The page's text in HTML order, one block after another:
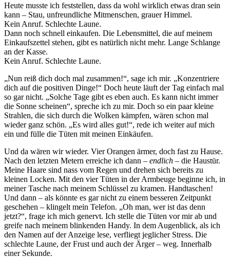
Heute musste ich feststellen, dass da wohl wirklich etwas dran sein
kann – Stau, unfreundliche Mitmenschen, grauer Himmel.
Kein Anruf. Schlechte Laune.
Dann noch schnell einkaufen. Die Lebensmittel, die auf meinem
Einkaufszettel stehen, gibt es natürlich nicht mehr. Lange Schlange
an der Kasse.
Kein Anruf. Schlechte Laune.
„Nun reiß dich doch mal zusammen!“, sage ich mir. „Konzentriere
dich auf die positiven Dinge!“ Doch heute läuft der Tag einfach mal
so gar nicht. „Solche Tage gibt es eben auch. Es kann nicht immer
die Sonne scheinen“, spreche ich zu mir. Doch so ein paar kleine
Strahlen, die sich durch die Wolken kämpfen, wären schon mal
wieder ganz schön. „Es wird alles gut!“, rede ich weiter auf mich
ein und fülle die Tüten mit meinen Einkäufen.
Und da wären wir wieder. Vier Orangen ärmer, doch fast zu Hause.
Nach den letzten Metern erreiche ich dann – endlich – die Haustür.
Meine Haare sind nass vom Regen und drehen sich bereits zu
kleinen Locken. Mit den vier Tüten in der Armbeuge beginne ich, in
meiner Tasche nach meinem Schlüssel zu kramen. Handtaschen!
Und dann – als könnte es gar nicht zu einem besseren Zeitpunkt
geschehen – klingelt mein Telefon. „Oh man, wer ist das denn
jetzt?“, frage ich mich genervt. Ich stelle die Tüten vor mir ab und
greife nach meinem blinkenden Handy. In dem Augenblick, als ich
den Namen auf der Anzeige lese, verfliegt jeglicher Stress. Die
schlechte Laune, der Frust und auch der Ärger – weg. Innerhalb
einer Sekunde.